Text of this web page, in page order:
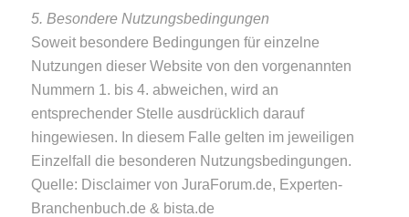
5. Besondere Nutzungsbedingungen
Soweit besondere Bedingungen für einzelne
Nutzungen dieser Website von den vorgenannten
Nummern 1. bis 4. abweichen, wird an
entsprechender Stelle ausdrücklich darauf
hingewiesen. In diesem Falle gelten im jeweiligen
Einzelfall die besonderen Nutzungsbedingungen.
Quelle: Disclaimer von JuraForum.de, Experten-
Branchenbuch.de & bista.de